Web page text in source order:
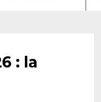
: la